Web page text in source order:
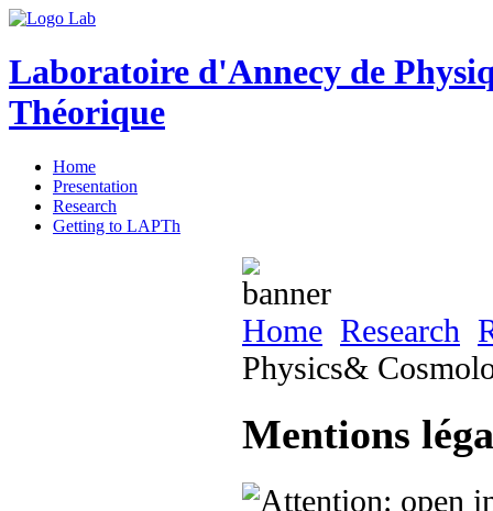
Laboratoire d'Annecy de
Théorique
Home
Presentation
Research
Getting to LAPTh
Home Research
Physics&
Mentions